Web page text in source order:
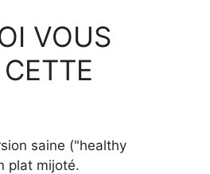
VOUS
saine ("healthy
plat mijoté.